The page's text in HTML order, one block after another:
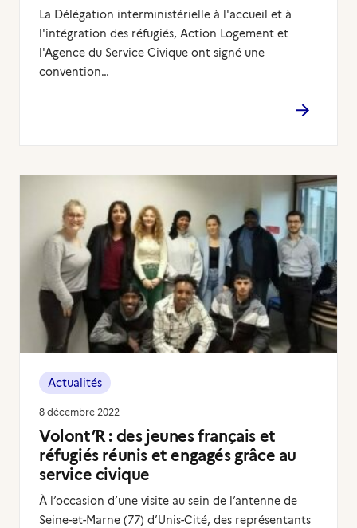
La Délégation interministérielle à l'accueil et à
l'intégration des réfugiés, Action Logement et
l'Agence du Service Civique ont signé une
convention…
Actualités
8 décembre 2022
Volont’R : des jeunes français et
réfugiés réunis et engagés grâce au
service civique
À l’occasion d’une visite au sein de l’antenne de
Seine-et-Marne (77) d’Unis-Cité, des représentants